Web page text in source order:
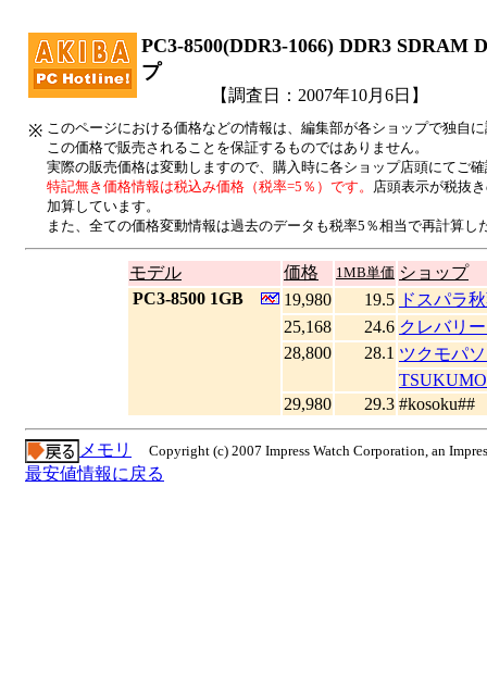
PC3-8500(DDR3-1066) DDR3 SDRAM
プ
【調査日：2007年10月6日】
※ このページにおける価格などの情報は、編集部が各ショップで独自
この価格で販売されることを保証するものではありません。
実際の販売価格は変動しますので、購入時に各ショップ店頭にてご
特記無き価格情報は税込み価格（税率=5％）です。 店頭表示が税抜
加算しています。
また、全ての価格変動情報は過去のデータも税率5％相当で再計算し
モデル 価格 1MB単価 ショップ
PC3-8500 1GB 19,980 19.5 ドスパラ
25,168
24.6 クレバリ
28,800
28.1 ツクモパ
29,980
29.3 #kosoku##
Copyright (c) 2007 Impress Watch Corporation, an
メモリ
最安値情報に戻る